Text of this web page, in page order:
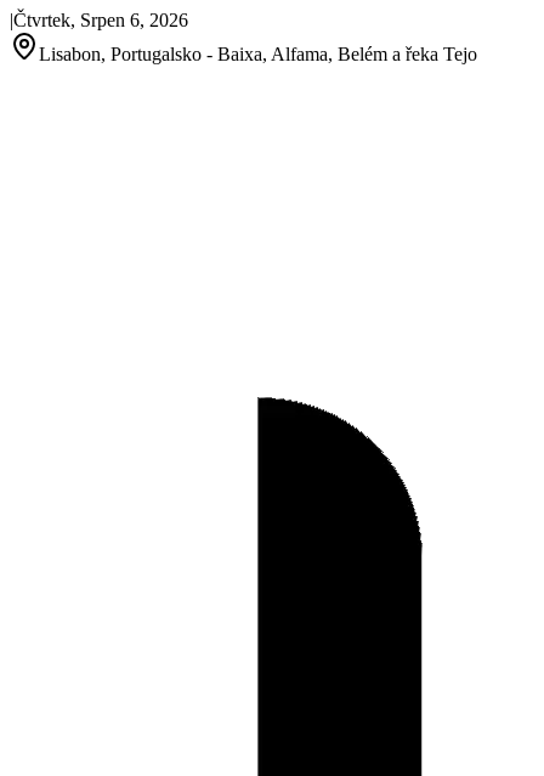
|Čtvrtek, Srpen 6, 2026
Lisabon, Portugalsko - Baixa, Alfama, Belém a řeka Tejo